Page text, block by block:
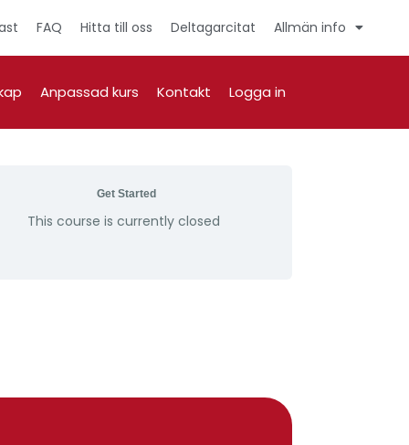
FAQ Hitta till oss Deltagarcitat Allmän info
Anpassad kurs Kontakt Logga in
Get Started
This course is currently closed